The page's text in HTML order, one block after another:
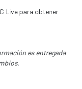
Live para obtener
es entregada